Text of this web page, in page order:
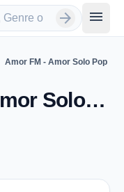
arrow_forward menu
Amor FM - Amor Solo Pop
Amor FM - Amor Solo Pop - Mexico City